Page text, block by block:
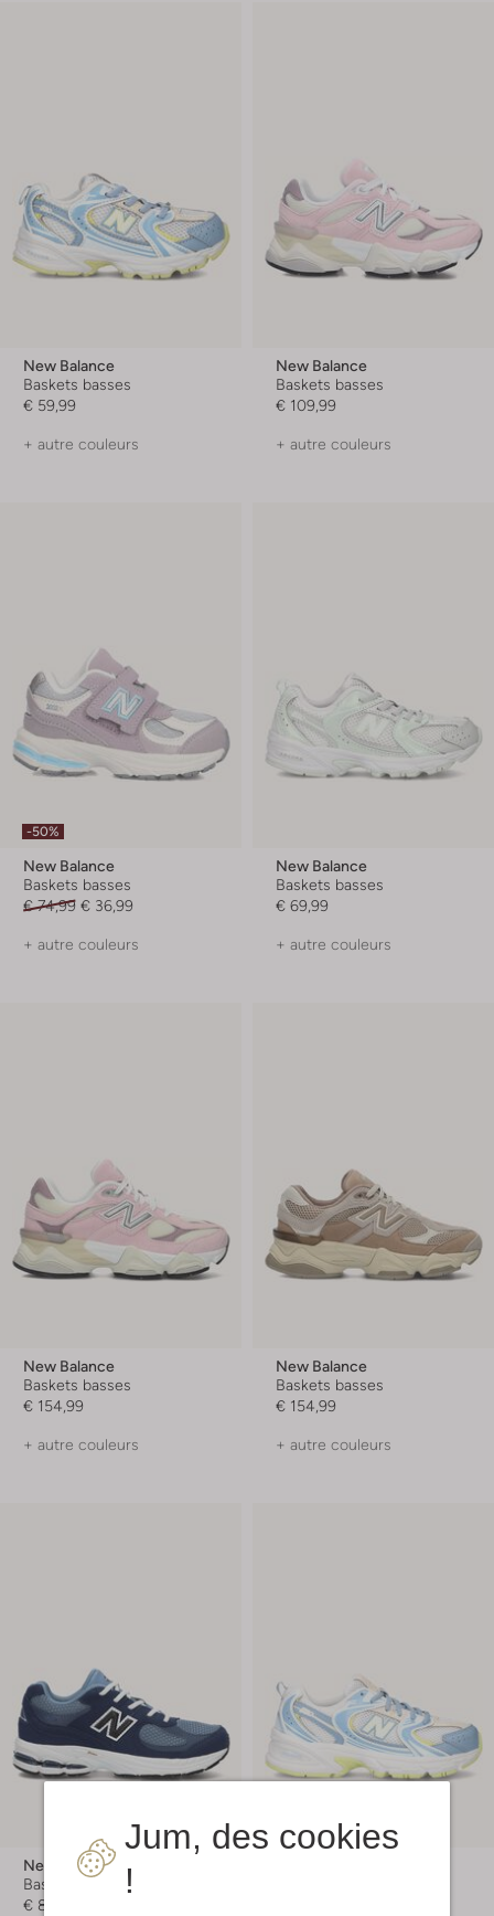
Jum, des cookies
!
New Balance
Baskets basses
€ 59,99
+ autre couleurs
New Balance
Baskets basses
€ 109,99
+ autre couleurs
-50%
New Balance
Baskets basses
€ 74,99 € 36,99
+ autre couleurs
New Balance
Baskets basses
€ 69,99
+ autre couleurs
New Balance
Baskets basses
€ 154,99
+ autre couleurs
New Balance
Baskets basses
€ 154,99
+ autre couleurs
New Balance
Baskets basses
€ 84,99